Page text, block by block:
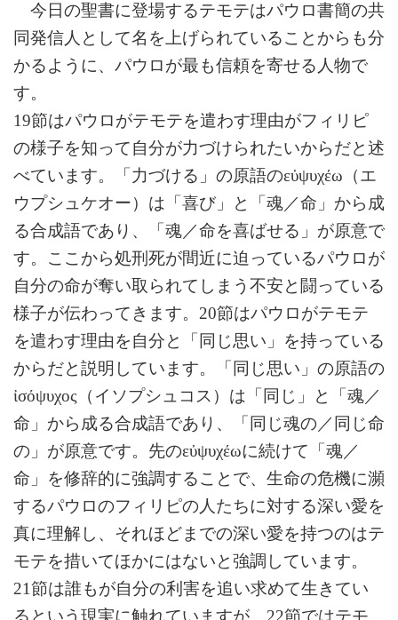
今日の聖書に登場するテモテはパウロ書簡の共
同発信人として名を上げられていることからも分
かるように、パウロが最も信頼を寄せる人物で
す。
19節はパウロがテモテを遣わす理由がフィリピ
の様子を知って自分が力づけられたいからだと述
べています。「力づける」の原語のεὐψυχέω（エ
ウプシュケオー）は「喜び」と「魂／命」から成
る合成語であり、「魂／命を喜ばせる」が原意で
す。ここから処刑死が間近に迫っているパウロが
自分の命が奪い取られてしまう不安と闘っている
様子が伝わってきます。20節はパウロがテモテ
を遣わす理由を自分と「同じ思い」を持っている
からだと説明しています。「同じ思い」の原語の
ἰσόψυχος（イソプシュコス）は「同じ」と「魂／
命」から成る合成語であり、「同じ魂の／同じ命
の」が原意です。先のεὐψυχέωに続けて「魂／
命」を修辞的に強調することで、生命の危機に瀕
するパウロのフィリピの人たちに対する深い愛を
真に理解し、それほどまでの深い愛を持つのはテ
モテを措いてほかにはないと強調しています。
21節は誰もが自分の利害を追い求めて生きてい
るという現実に触れていますが、22節ではテモ